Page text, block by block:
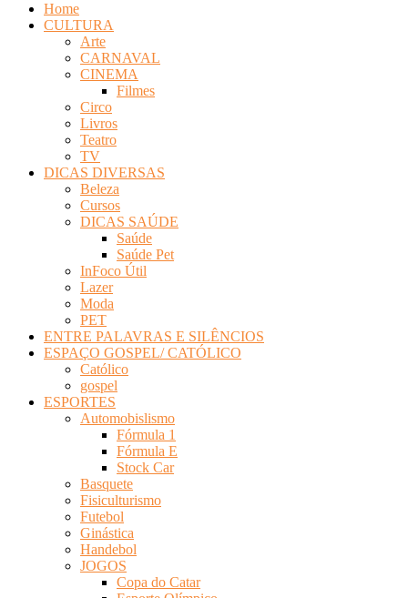
INFOCO
Home
CULTURA
Arte
CARNAVAL
CINEMA
Filmes
Circo
Livros
Teatro
TV
DICAS DIVERSAS
Beleza
Cursos
DICAS SAÚDE
Saúde
Saúde Pet
InFoco Útil
Lazer
Moda
PET
ENTRE PALAVRAS E SILÊNCIOS
ESPAÇO GOSPEL/ CATÓLICO
Católico
gospel
ESPORTES
Automobislismo
Fórmula 1
Fórmula E
Stock Car
Basquete
Fisiculturismo
Futebol
Ginástica
Handebol
JOGOS
Copa do Catar